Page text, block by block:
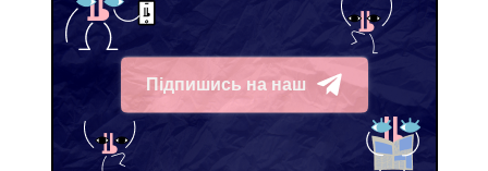
Підпишись на наш
Telegram